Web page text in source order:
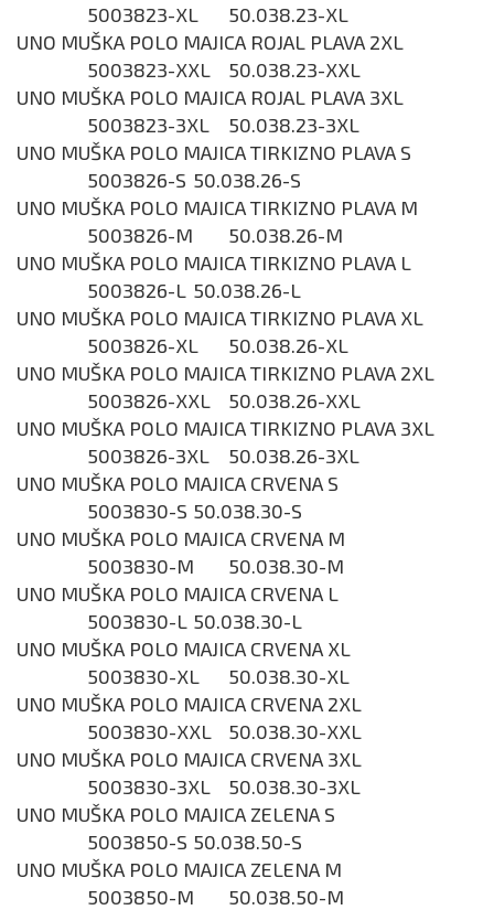
5003823-XL
50.038.23-XL
UNO MUŠKA POLO MAJICA ROJAL PLAVA 2XL
5003823-XXL
50.038.23-XXL
UNO MUŠKA POLO MAJICA ROJAL PLAVA 3XL
5003823-3XL
50.038.23-3XL
UNO MUŠKA POLO MAJICA TIRKIZNO PLAVA S
5003826-S 50.038.26-S
UNO MUŠKA POLO MAJICA TIRKIZNO PLAVA M
5003826-M
50.038.26-M
UNO MUŠKA POLO MAJICA TIRKIZNO PLAVA L
5003826-L 50.038.26-L
UNO MUŠKA POLO MAJICA TIRKIZNO PLAVA XL
5003826-XL
50.038.26-XL
UNO MUŠKA POLO MAJICA TIRKIZNO PLAVA 2XL
5003826-XXL
50.038.26-XXL
UNO MUŠKA POLO MAJICA TIRKIZNO PLAVA 3XL
5003826-3XL
50.038.26-3XL
UNO MUŠKA POLO MAJICA CRVENA S
5003830-S 50.038.30-S
UNO MUŠKA POLO MAJICA CRVENA M
5003830-M
50.038.30-M
UNO MUŠKA POLO MAJICA CRVENA L
5003830-L 50.038.30-L
UNO MUŠKA POLO MAJICA CRVENA XL
5003830-XL
50.038.30-XL
UNO MUŠKA POLO MAJICA CRVENA 2XL
5003830-XXL
50.038.30-XXL
UNO MUŠKA POLO MAJICA CRVENA 3XL
5003830-3XL
50.038.30-3XL
UNO MUŠKA POLO MAJICA ZELENA S
5003850-S 50.038.50-S
UNO MUŠKA POLO MAJICA ZELENA M
5003850-M
50.038.50-M